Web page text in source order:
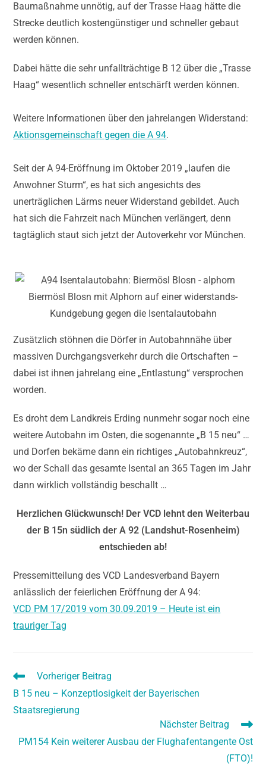
Baumaßnahme unnötig, auf der Trasse Haag hätte die
Strecke deutlich kostengünstiger und schneller gebaut
werden können.
Dabei hätte die sehr unfallträchtige B 12 über die „Trasse
Haag“ wesentlich schneller entschärft werden können.
Weitere Informationen über den jahrelangen Widerstand:
Aktionsgemeinschaft gegen die A 94.
Seit der A 94-Eröffnung im Oktober 2019 „laufen die
Anwohner Sturm“, es hat sich angesichts des
unerträglichen Lärms neuer Widerstand gebildet. Auch
hat sich die Fahrzeit nach München verlängert, denn
tagtäglich staut sich jetzt der Autoverkehr vor München.
Biermösl Blosn mit Alphorn auf einer widerstands-
Kundgebung gegen die Isentalautobahn
Zusätzlich stöhnen die Dörfer in Autobahnnähe über
massiven Durchgangsverkehr durch die Ortschaften –
dabei ist ihnen jahrelang eine „Entlastung“ versprochen
worden.
Es droht dem Landkreis Erding nunmehr sogar noch eine
weitere Autobahn im Osten, die sogenannte „B 15 neu“ …
und Dorfen bekäme dann ein richtiges „Autobahnkreuz“,
wo der Schall das gesamte Isental an 365 Tagen im Jahr
dann wirklich vollständig beschallt …
Herzlichen Glückwunsch! Der VCD lehnt den Weiterbau
der B 15n südlich der A 92 (Landshut-Rosenheim)
entschieden ab!
Pressemitteilung des VCD Landesverband Bayern
anlässlich der feierlichen Eröffnung der A 94:
VCD PM 17/2019 vom 30.09.2019 – Heute ist ein
trauriger Tag
Vorheriger Beitrag
B 15 neu – Konzeptlosigkeit der Bayerischen
Staatsregierung
Nächster Beitrag
PM154 Kein weiterer Ausbau der Flughafentangente Ost
(FTO)!